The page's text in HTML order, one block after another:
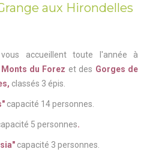
aux Hirondelles
vous accueillent toute l'année à
Monts du Forez et des Gorges de
classés 3 épis.
capacité 14 personnes.
5 personnes.
capacité 3 personnes.